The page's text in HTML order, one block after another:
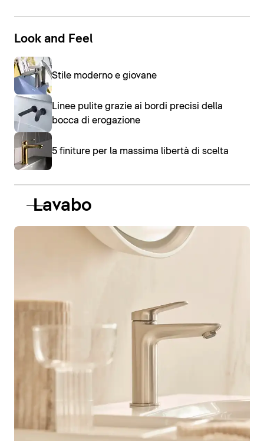
Look and Feel
Stile moderno e giovane
Linee pulite grazie ai bordi precisi della
bocca di erogazione
5 finiture per la massima libertà di scelta
Lavabo